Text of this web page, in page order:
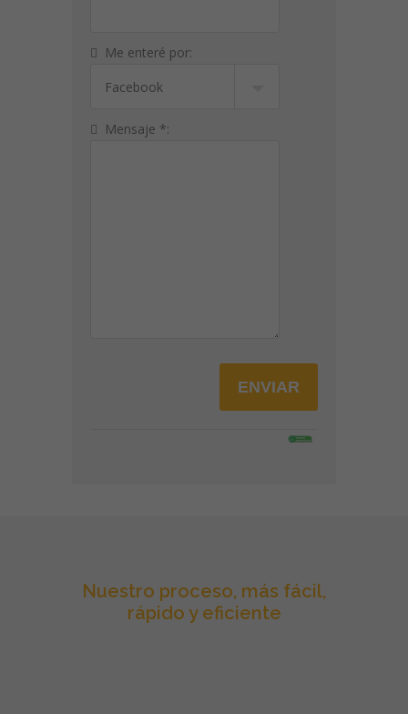
Me enteré por:
Mensaje *:
Nuestro proceso, más fácil,
rápido y eficiente